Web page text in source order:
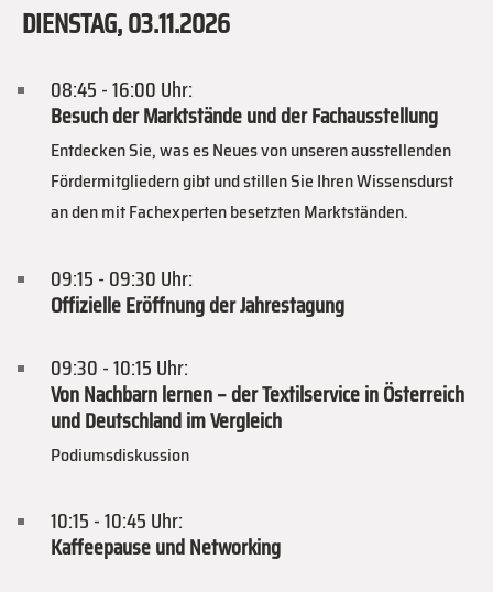
DIENSTAG,03.11.2026
08:45 - 16:00 Uhr:
Besuch der Marktstände und der Fachausstellung
Entdecken Sie, was es Neues von unseren ausstellenden
Fördermitgliedern gibt und stillen Sie Ihren Wissensdurst
an den mit Fachexperten besetzten Marktständen.
09:15 - 09:30 Uhr:
Offizielle Eröffnung der Jahrestagung
09:30 - 10:15 Uhr:
Von Nachbarn lernen – der Textilservice in Österreich
und Deutschland im Vergleich
Podiumsdiskussion
10:15 - 10:45 Uhr:
Kaffeepause und Networking